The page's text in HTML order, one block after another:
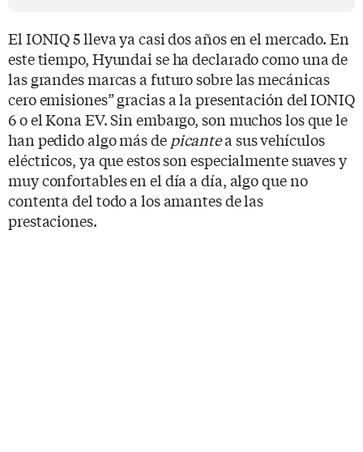
El IONIQ 5 lleva ya casi dos años en el mercado. En
este tiempo, Hyundai se ha declarado como una de
las grandes marcas a futuro sobre las mecánicas
cero emisiones” gracias a la presentación del IONIQ
6 o el Kona EV. Sin embargo, son muchos los que le
han pedido algo más de picantea sus vehículos
eléctricos, ya que estos son especialmente suaves y
muy confortables en el día a día, algo que no
contenta del todo a los amantes de las
prestaciones.